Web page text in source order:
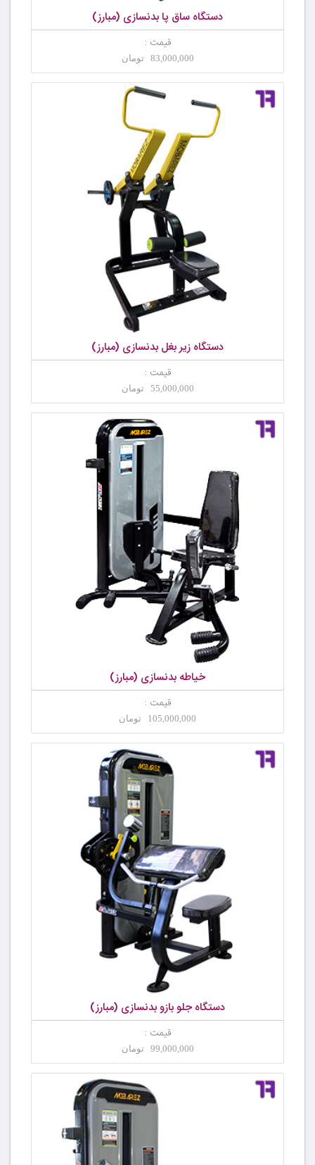
دستگاه ساق پا بدنسازی (مبارز)
قیمت :
83,000,000 تومان
دستگاه زیر بغل بدنسازی (مبارز)
قیمت :
55,000,000 تومان
خیاطه بدنسازی (مبارز)
قیمت :
105,000,000 تومان
دستگاه جلو بازو بدنسازی (مبارز)
قیمت :
99,000,000 تومان